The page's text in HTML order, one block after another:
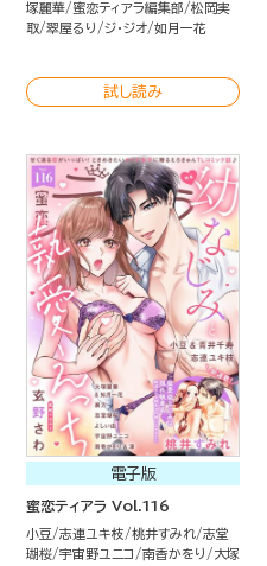
塚麗華
蜜恋ティアラ編集部
松岡実
取 翠屋るり ジ・ジオ 如月一花
試し読み
電子版
蜜恋ティアラ Vol.116
小豆 志連ユキ枝 桃井すみれ
志堂
瑚桜 宇宙野ユニコ 南香かをり
大塚